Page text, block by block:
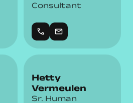
Consultant
call mail
Hetty
Vermeulen
Sr. Human